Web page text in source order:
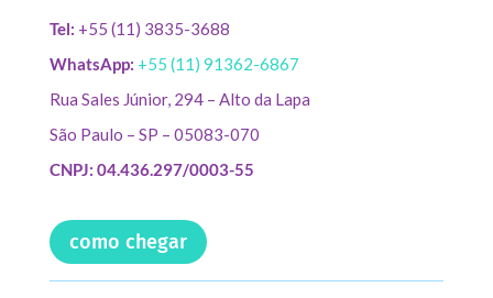
Tel: +55 (11) 3835-3688
WhatsApp: +55 (11) 91362-6867
Rua Sales Júnior, 294 – Alto da Lapa
São Paulo – SP – 05083-070
CNPJ: 04.436.297/0003-55
como chegar